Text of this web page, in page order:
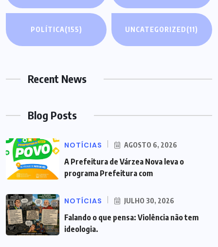
POLÍTICA(155) UNCATEGORIZED(11)
Recent News
Blog Posts
NOTÍCIAS AGOSTO 6, 2026
A Prefeitura de Várzea Nova leva o
programa Prefeitura com
NOTÍCIAS JULHO 30, 2026
Falando o que pensa: Violência não tem
ideologia.